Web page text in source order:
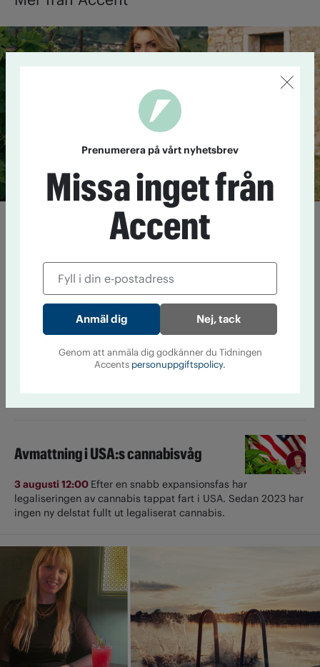
"Det är ett ställningstagande"
Alexandra Pascalidou har aktivt ifrågasatt
kontaktade henne för att fråga hur hon resonerar kring det.
Cannabis i gråzonen – från läkemedel
till livsstil
Cannabis är olagligt i ­Sverige, i nästan alla ­
Avmattning i USA:s cannabisvåg
3 augusti 12:00 Efter en snabb expansionsfas har
legaliseringen av cannabis tappat fart i USA. Sedan 2023 har
ingen ny delstat fullt ut ­legaliserat cannabis.
Prenumerera på vårt nyhetsbrev
Missa inget från
Accent
Nej, tack
Genom att anmäla dig godkänner du Tidningen
Accents personuppgiftspolicy.